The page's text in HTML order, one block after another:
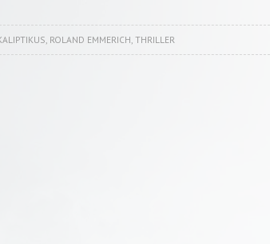
ROLAND EMMERICH THRILLER